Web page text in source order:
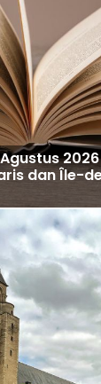
dan Île-